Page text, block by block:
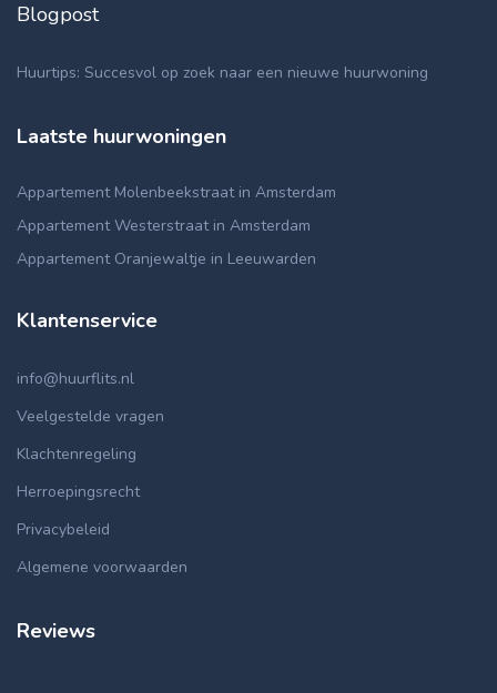
Blogpost
Huurtips: Succesvol op zoek naar een nieuwe huurwoning
Laatste huurwoningen
Appartement Molenbeekstraat in Amsterdam
Appartement Westerstraat in Amsterdam
Appartement Oranjewaltje in Leeuwarden
Klantenservice
info@huurflits.nl
Veelgestelde vragen
Klachtenregeling
Herroepingsrecht
Privacybeleid
Algemene voorwaarden
Reviews